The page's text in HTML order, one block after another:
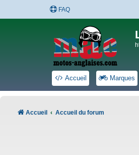
FAQ
Accueil Marques
Accueil Accueil du forum